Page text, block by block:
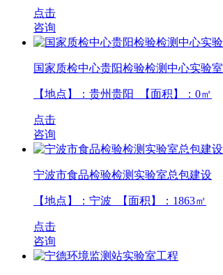
点击
咨询
国家质检中心贵阳检验检测中心实验室
【地点】：贵州贵阳 【面积】： 0㎡
点击
咨询
宁波市食品检验检测实验室总包建设
【地点】：宁波 【面积】： 1863㎡
点击
咨询